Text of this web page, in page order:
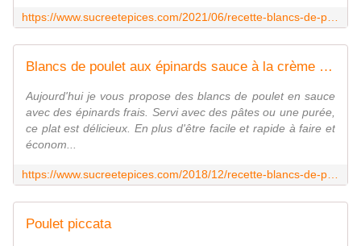
Blancs de poulet aux épinards sauce à la crème fraîche
Aujourd'hui je vous propose des blancs de poulet en sauce
avec des épinards frais. Servi avec des pâtes ou une purée,
ce plat est délicieux. En plus d'être facile et rapide à faire et
économ...
Poulet piccata